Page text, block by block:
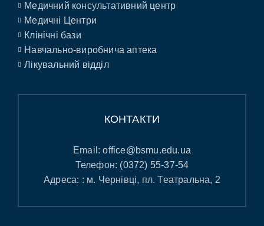
Медичний консультативний центр
Медичні Центри
Клінічні бази
Навчально-виробнича аптека
Лікувальний відділ
КОНТАКТИ
Email:office@bsmu.edu.ua
Телефон: (0372) 55-37-54
Адреса: : м. Чернівці, пл. Театральна, 2